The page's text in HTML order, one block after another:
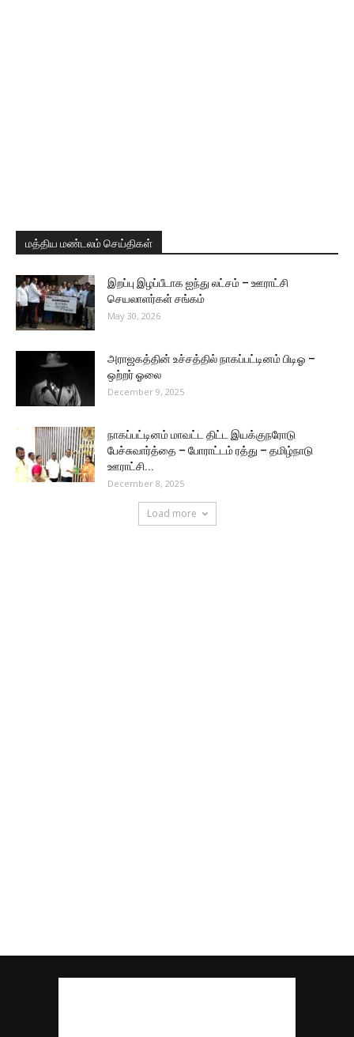
மத்திய மண்டலம் செய்திகள்
இறப்பு இழப்பீடாக ஐந்து லட்சம் – ஊராட்சி
செயலாளர்கள் சங்கம்
May 30, 2026
அராஜகத்தின் உச்சத்தில் நாகப்பட்டினம் பிடிஓ –
ஒற்றர் ஓலை
December 9, 2025
நாகப்பட்டினம் மாவட்ட திட்ட இயக்குநரோடு
பேச்சுவார்த்தை – போராட்டம் ரத்து – தமிழ்நாடு
ஊராட்சி...
December 8, 2025
Load more